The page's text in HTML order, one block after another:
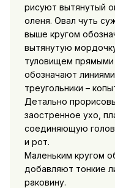
рисуют вытянутый
оленя. Овал чуть
выше кругом
вытянутую
туловищем прямыми
обозначают
треугольники –
Детально
заостренное ухо,
соединяющую
и рот.
Маленьким кругом
добавляют тонкие
раковину.